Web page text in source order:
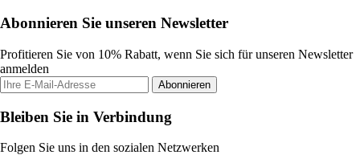
Abonnieren Sie unseren Newsletter
Profitieren Sie von 10% Rabatt, wenn Sie sich für unseren Newsletter
anmelden
Abonnieren
Bleiben Sie in Verbindung
Folgen Sie uns in den sozialen Netzwerken